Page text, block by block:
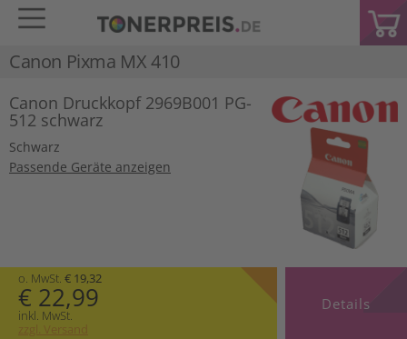
Canon Pixma MX 410
Canon Druckkopf 2969B001 PG-
512 schwarz
Schwarz
Passende Geräte anzeigen
o. MwSt. € 19,32
€ 22,99
inkl. MwSt.
zzgl. Versand
Details